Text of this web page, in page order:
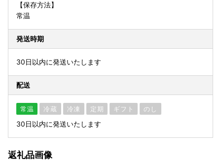
【保存方法】
常温
発送時期
30日以内に発送いたします
配送
常温 冷蔵 冷凍 定期 ギフト のし
30日以内に発送いたします
返礼品画像